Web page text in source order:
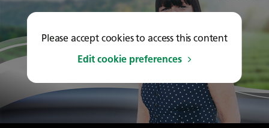
Please accept cookies to access this content
Edit cookie preferences